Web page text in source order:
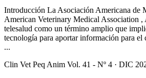
Introducción La Asociación Americana de
American Veterinary Medical Association
telesalud como un término amplio que
tecnología para aportar información para el
...
Clin Vet Peq Anim Vol. 41 - Nº 4 · DIC